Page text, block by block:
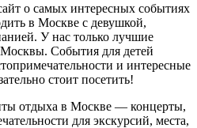
о самых интересных событиях
в Москве с девушкой,
У нас только лучшие
События для детей
и интересные
стоит посетить!
отдыха в Москве — концерты,
для экскурсий, места,